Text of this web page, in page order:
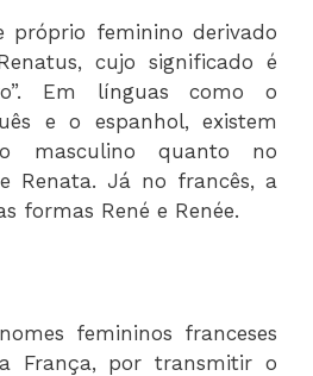
próprio feminino derivado
cujo significado é
Em línguas como o
e o espanhol, existem
masculino quanto no
Renata. Já no francês, a
formas René e Renée.
femininos franceses
França, por transmitir o